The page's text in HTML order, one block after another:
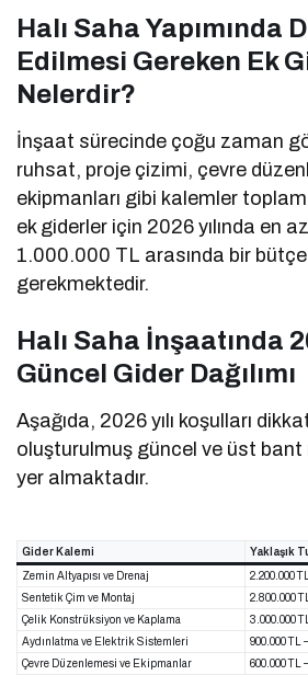
Halı Saha Yapımında
Edilmesi Gereken Ek
Nelerdir?
İnşaat sürecinde çoğu zaman
ruhsat, proje çizimi, çevre
ekipmanları gibi kalemler toplam
ek giderler için 2026 yılında en
1.000.000 TL arasında bir bütçe
gerekmektedir.
Halı Saha İnşaatında
Güncel Gider Dağılımı
Aşağıda, 2026 yılı koşulları
oluşturulmuş güncel ve üst
yer almaktadır.
Gider Kalemi
Yaklaşık
Zemin Altyapısı ve Drenaj
2.200.000
Sentetik Çim ve Montaj
2.800.000
Çelik Konstrüksiyon ve Kaplama
3.000.000
Aydınlatma ve Elektrik Sistemleri
900.000 TL
Çevre Düzenlemesi ve Ekipmanlar
600.000 TL